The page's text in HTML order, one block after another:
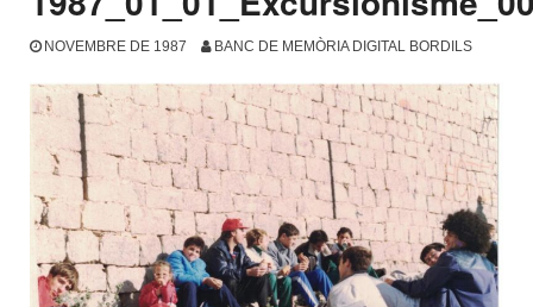
NOVEMBRE DE 1987 BANC DE MEMÒRIA DIGITAL BORDILS